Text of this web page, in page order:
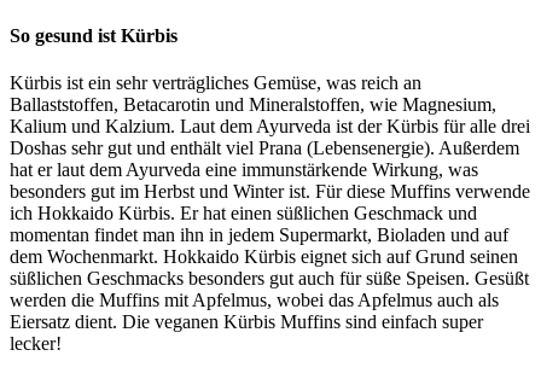
So gesund ist Kürbis
Kürbis ist ein sehr verträgliches Gemüse, was reich an
Ballaststoffen, Betacarotin und Mineralstoffen, wie Magnesium,
Kalium und Kalzium. Laut dem Ayurveda ist der Kürbis für alle drei
Doshas sehr gut und enthält viel Prana (Lebensenergie). Außerdem
hat er laut dem Ayurveda eine immunstärkende Wirkung, was
besonders gut im Herbst und Winter ist. Für diese Muffins verwende
ich Hokkaido Kürbis. Er hat einen süßlichen Geschmack und
momentan findet man ihn in jedem Supermarkt, Bioladen und auf
dem Wochenmarkt. Hokkaido Kürbis eignet sich auf Grund seinen
süßlichen Geschmacks besonders gut auch für süße Speisen. Gesüßt
werden die Muffins mit Apfelmus, wobei das Apfelmus auch als
Eiersatz dient. Die veganen Kürbis Muffins sind einfach super
lecker!